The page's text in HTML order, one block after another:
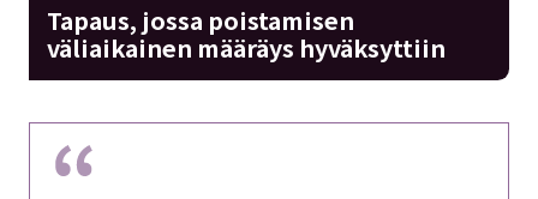
Tapaus, jossa poistamisen
väliaikainen määräys hyväksyttiin